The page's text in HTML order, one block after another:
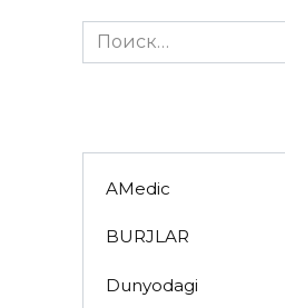
Search
for:
AMedic
BURJLAR
Dunyodagi